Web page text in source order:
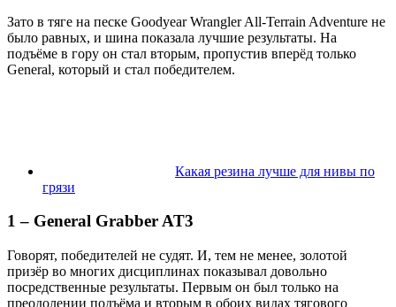
Зато в тяге на песке Goodyear Wrangler All-Terrain Adventure не
было равных, и шина показала лучшие результаты. На
подъёме в гору он стал вторым, пропустив вперёд только
General, который и стал победителем.
Какая резина лучше для нивы по
грязи
1 – General Grabber AT3
Говорят, победителей не судят. И, тем не менее, золотой
призёр во многих дисциплинах показывал довольно
посредственные результаты. Первым он был только на
преодолении подъёма и вторым в обоих видах тягового